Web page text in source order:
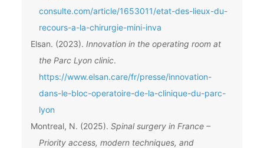
consulte.com/article/1653011/etat-des-lieux-du-
recours-a-la-chirurgie-mini-inva
Elsan. (2023). Innovation in the operating room at
the Parc Lyon clinic.
https://www.elsan.care/fr/presse/innovation-
dans-le-bloc-operatoire-de-la-clinique-du-parc-
lyon
Montreal, N. (2025). Spinal surgery in France –
Priority access, modern techniques, and